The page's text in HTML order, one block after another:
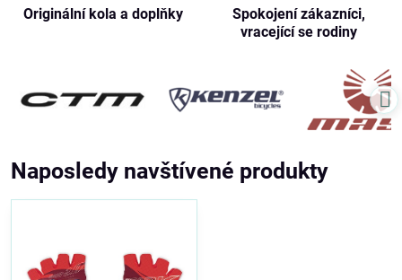
Originální kola a doplňky
Spokojení zákazníci,
vracející se rodiny
Naposledy navštívené produkty